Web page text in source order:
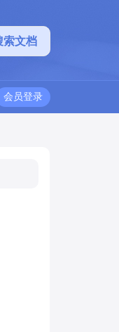
会员登录